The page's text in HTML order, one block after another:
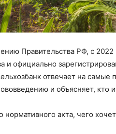
Правительства РФ, с
и официально
отвечает на самые
и объясняет, кто
нормативного акта, чего